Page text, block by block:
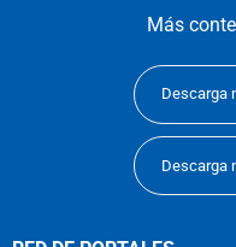
Más
Descarga
Descarga